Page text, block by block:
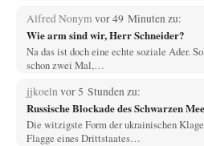
Alfred Nonym vor 49 Minuten zu:
Wie arm sind wir, Herr Schneider?
Na das ist doch eine echte soziale Ader.
schon zwei Mal,…
jjkoeln vor 5 Stunden zu:
Russische Blockade des Schwarzen
Die witzigste Form der ukrainischen
Flagge eines Drittstaates…